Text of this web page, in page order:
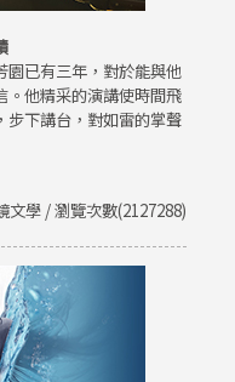
園已有三年，對於能與他
。他精采的演講使時間飛
步下講台，對如雷的掌聲
文學 / 瀏覽次數(2127288)